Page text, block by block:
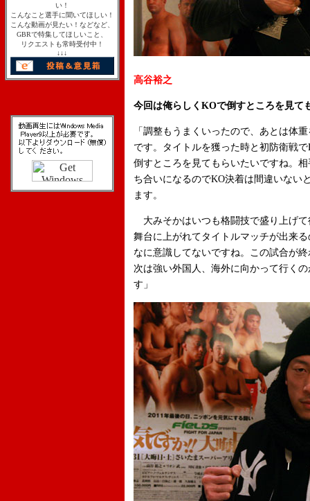
い！
こんなこと選手に聞いてほしい！
こんな動画が見たい！などなど、
GBRで特集してほしいこと、
リクエストも常時受付中！
↓↓↓
高谷裕之
今回は俺らしくKOで倒すところを見て
「調整もうまくいったので、あとは体
です。タイトルを獲った時と初防衛戦
倒すところを見てもらいたいですね。
ち合いになるのでKO決着は間違いない
ます。
大みそかはいつも格闘技で盛り上げ
舞台に上がれてタイトルマッチが出来
なに意識してないですね。この試合が
次は強い外国人、海外に向かって行く
す」